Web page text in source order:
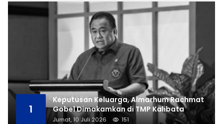
1
Keputusan Keluarga, Almarhum Rachmat
Gobel Dimakamkan di TMP Kalibata
Jumat, 10 Juli 2026 151